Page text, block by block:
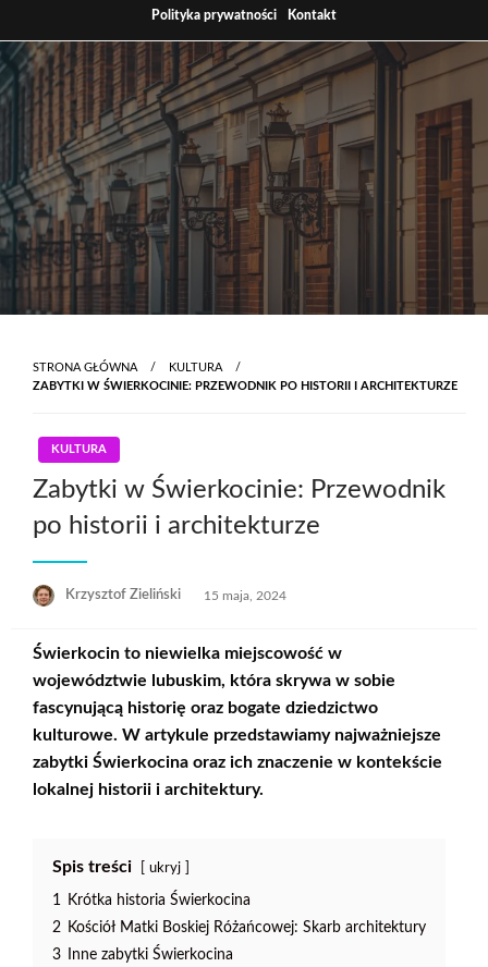
to
content
Polityka prywatności Kontakt
STRONA GŁÓWNA
KULTURA
ZABYTKI W ŚWIERKOCINIE: PRZEWODNIK PO HISTORII I ARCHITEKTURZE
KULTURA
Zabytki w Świerkocinie: Przewodnik
po historii i architekturze
Krzysztof Zieliński
Opublikowane
15 maja, 2024
Świerkocin to niewielka miejscowość w
województwie lubuskim, która skrywa w sobie
fascynującą historię oraz bogate dziedzictwo
kulturowe. W artykule przedstawiamy najważniejsze
zabytki Świerkocina oraz ich znaczenie w kontekście
lokalnej historii i architektury.
Spis treści ukryj
1 Krótka historia Świerkocina
2 Kościół Matki Boskiej Różańcowej: Skarb architektury
3
Inne zabytki Świerkocina